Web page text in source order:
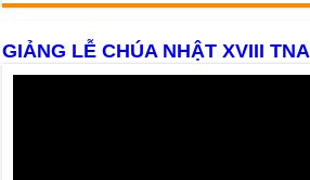
GIẢNG LỄ CHÚA NHẬT XVIII TNA